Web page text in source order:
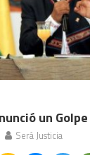
un
Será Justicia